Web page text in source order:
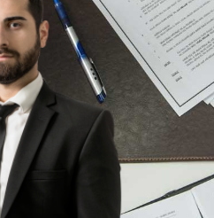
format_underlined הוסף קו תחתון לקישורים
font_download סמן קישורים
לאפס
את
כל
cached
הצהרת